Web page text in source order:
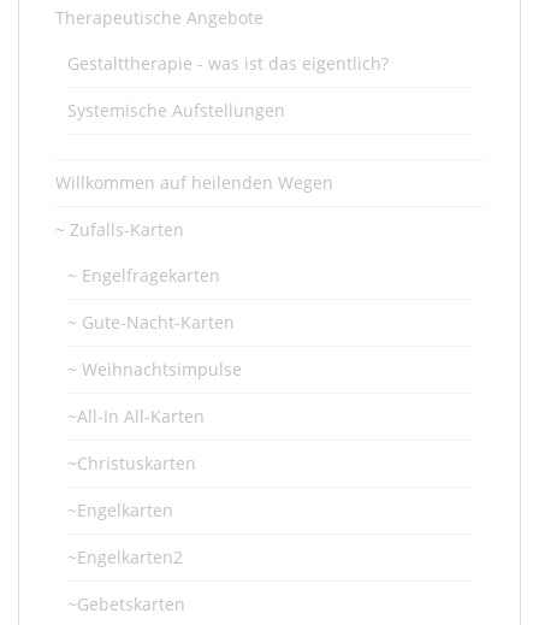
Therapeutische Angebote
Gestalttherapie - was ist das eigentlich?
Systemische Aufstellungen
Willkommen auf heilenden Wegen
~ Zufalls-Karten
~ Engelfragekarten
~ Gute-Nacht-Karten
~ Weihnachtsimpulse
~All-In All-Karten
~Christuskarten
~Engelkarten
~Engelkarten2
~Gebetskarten